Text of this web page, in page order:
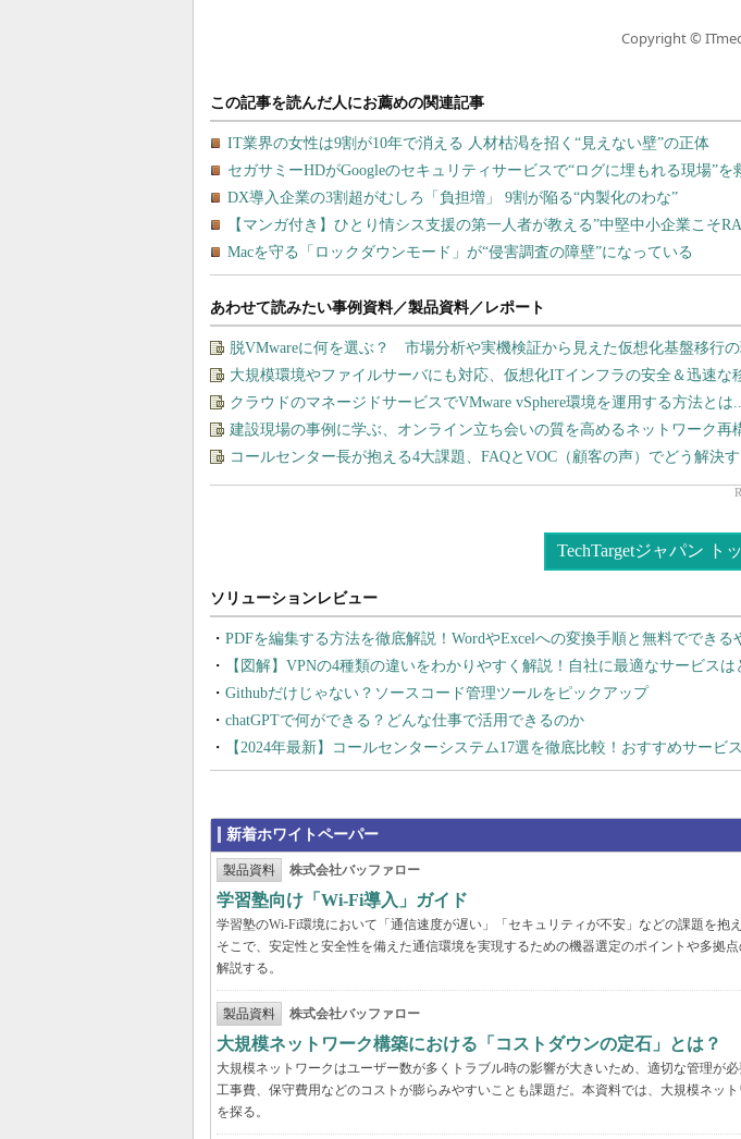
Copyright ©
あわせて読みたい事例資料／製品資料／レポート
脱VMwareに何を選ぶ？ 市場分析や実機検証から見えた仮想化基盤移行
大規模環境やファイルサーバにも対応、仮想化ITインフラの安全＆迅速な
クラウドのマネージドサービスでVMware vSphere環境を運用する方法とは
建設現場の事例に学ぶ、オンライン立ち会いの質を高めるネットワーク再
コールセンター長が抱える4大課題、FAQとVOC（顧客の声）でどう解決す
TechTargetジャパン ト
PDFを編集する方法を徹底解説！WordやExcelへの変換手順と無料でできる
【図解】VPNの4種類の違いをわかりやすく解説！自社に最適なサービスは
Githubだけじゃない？ソースコード管理ツールをピックアップ
chatGPTで何ができる？どんな仕事で活用できるのか
【2024年最新】コールセンターシステム17選を徹底比較！おすすめサービ
新着ホワイトペーパー
製品資料 株式会社バッファロー
学習塾向け「Wi-Fi導入」ガイド
学習塾のWi-Fi環境において「通信速度が遅い」「セキュリティが不安」などの課題を抱
そこで、安定性と安全性を備えた通信環境を実現するための機器選定のポイントや多拠
解説する。
製品資料 株式会社バッファロー
大規模ネットワーク構築における「コストダウンの定石」とは？
大規模ネットワークはユーザー数が多くトラブル時の影響が大きいため、適切な管理が
工事費、保守費用などのコストが膨らみやすいことも課題だ。本資料では、大規模ネッ
を探る。